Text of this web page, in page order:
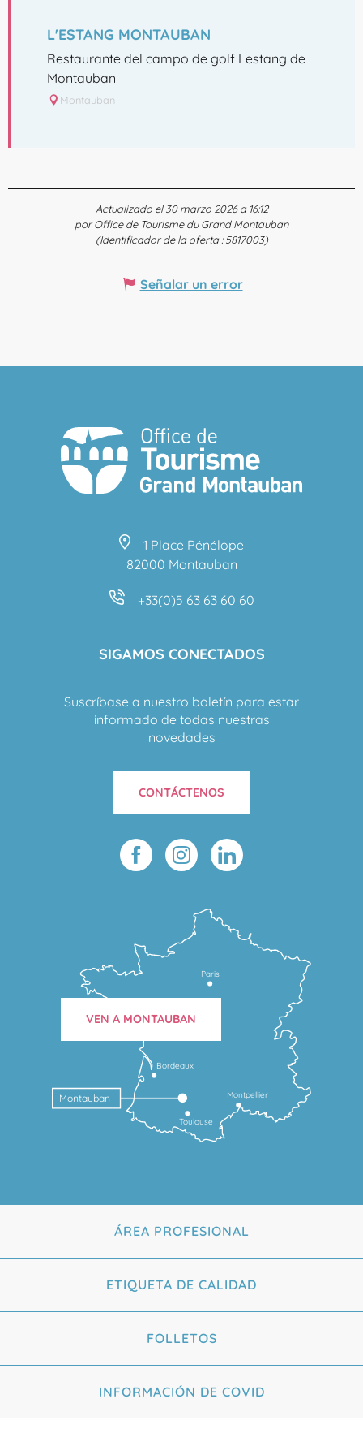
L'ESTANG MONTAUBAN
Restaurante del campo de golf Lestang de
Montauban
Montauban
Actualizado el 30 marzo 2026 a 16:12
por Office de Tourisme du Grand Montauban
(Identificador de la oferta :5817003)
Señalar un error
1 Place Pénélope
82000 Montauban
+33(0)5 63 63 60 60
SIGAMOS CONECTADOS
Suscríbase a nuestro boletín para estar
informado de todas nuestras
novedades
CONTÁCTENOS
Toulouse
Montpellier
Bordeaux
Montauban
Paris
VEN A MONTAUBAN
ÁREA PROFESIONAL
ETIQUETA DE CALIDAD
FOLLETOS
INFORMACIÓN DE COVID